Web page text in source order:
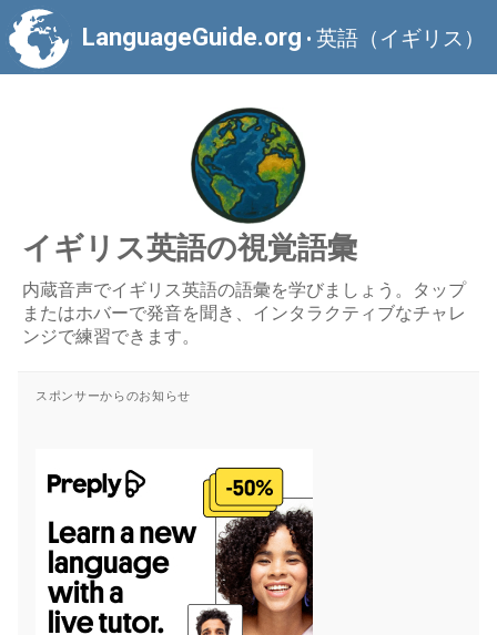
LanguageGuide.org • 英語（イギリス）
イギリス英語の視覚語彙
内蔵音声でイギリス英語の語彙を学びましょう。タップ
またはホバーで発音を聞き、インタラクティブなチャレ
ンジで練習できます。
スポンサーからのお知らせ